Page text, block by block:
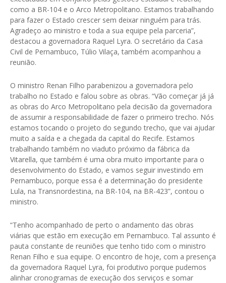
como a BR-104 e o Arco Metropolitano. Estamos trabalhando
para fazer o Estado crescer sem deixar ninguém para trás.
Agradeço ao ministro e toda a sua equipe pela parceria”,
destacou a governadora Raquel Lyra. O secretário da Casa
Civil de Pernambuco, Túlio Vilaça, também acompanhou a
reunião.
O ministro Renan Filho parabenizou a governadora pelo
trabalho no Estado e falou sobre as obras. “Vão começar já já
as obras do Arco Metropolitano pela decisão da governadora
de assumir a responsabilidade de fazer o primeiro trecho. Nós
estamos tocando o projeto do segundo trecho, que vai ajudar
muito a saída e a chegada da capital do Recife. Estamos
trabalhando também no viaduto próximo da fábrica da
Vitarella, que também é uma obra muito importante para o
desenvolvimento do Estado, e vamos seguir investindo em
Pernambuco, porque essa é a determinação do presidente
Lula, na Transnordestina, na BR-104, na BR-423”, contou o
ministro.
“Tenho acompanhado de perto o andamento das obras
viárias que estão em execução em Pernambuco. Tal assunto é
pauta constante de reuniões que tenho tido com o ministro
Renan Filho e sua equipe. O encontro de hoje, com a presença
da governadora Raquel Lyra, foi produtivo porque pudemos
alinhar cronogramas de execução dos serviços e somar